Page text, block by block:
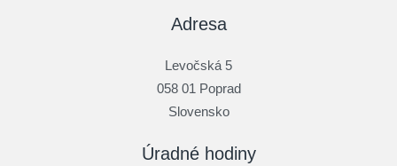
Adresa
Levočská 5
058 01 Poprad
Slovensko
Úradné hodiny